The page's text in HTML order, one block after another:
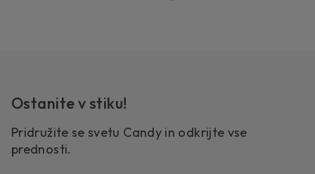
Ostanite v stiku!
Pridružite se svetu Candy in odkrijte vse
prednosti.